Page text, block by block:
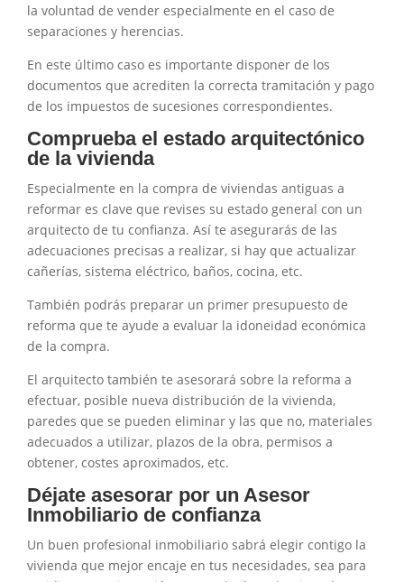
la voluntad de vender especialmente en el caso de
separaciones y herencias.
En este último caso es importante disponer de los
documentos que acrediten la correcta tramitación y pago
de los impuestos de sucesiones correspondientes.
Comprueba el estado arquitectónico
de la vivienda
Especialmente en la compra de viviendas antiguas a
reformar es clave que revises su estado general con un
arquitecto de tu confianza. Así te asegurarás de las
adecuaciones precisas a realizar, si hay que actualizar
cañerías, sistema eléctrico, baños, cocina, etc.
También podrás preparar un primer presupuesto de
reforma que te ayude a evaluar la idoneidad económica
de la compra.
El arquitecto también te asesorará sobre la reforma a
efectuar, posible nueva distribución de la vivienda,
paredes que se pueden eliminar y las que no, materiales
adecuados a utilizar, plazos de la obra, permisos a
obtener, costes aproximados, etc.
Déjate asesorar por un Asesor
Inmobiliario de confianza
Un buen profesional inmobiliario sabrá elegir contigo la
vivienda que mejor encaje en tus necesidades, sea para